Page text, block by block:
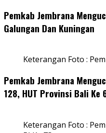
Pemkab Jembrana
Galungan Dan Kuningan
Keterangan Foto :
Pemkab Jembrana
128, HUT Provinsi Bali Ke
Keterangan Foto :